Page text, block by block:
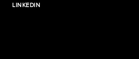
LINKEDIN